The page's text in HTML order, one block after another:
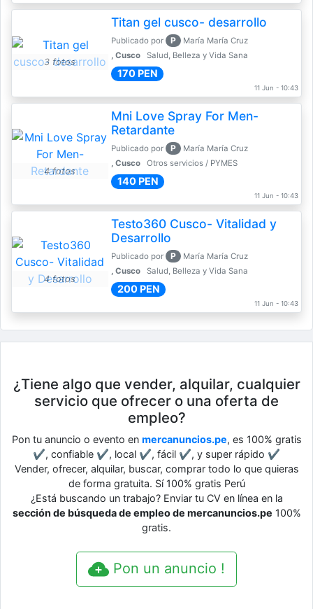
3 fotos
Titan gel cusco- desarrollo
Publicado por P
María María Cruz
, Cusco
Salud, Belleza y Vida Sana
170 PEN
11 Jun - 10:43
4 fotos
Mni Love Spray For Men-
Retardante
Publicado por P
María María Cruz
, Cusco
Otros servicios / PYMES
140 PEN
11 Jun - 10:43
4 fotos
Testo360 Cusco- Vitalidad y
Desarrollo
Publicado por P
María María Cruz
, Cusco
Salud, Belleza y Vida Sana
200 PEN
11 Jun - 10:43
¿Tiene algo que vender, alquilar, cualquier
servicio que ofrecer o una oferta de
empleo?
Pon tu anuncio o evento en mercanuncios.pe, es 100% gratis
✔, confiable ✔, local ✔, fácil ✔, y super rápido ✔
Vender, ofrecer, alquilar, buscar, comprar todo lo que quieras
de forma gratuita. Sí 100% gratis Perú
¿Está buscando un trabajo? Enviar tu CV en línea en la
sección de búsqueda de empleo de mercanuncios.pe 100%
gratis.
Pon un anuncio !